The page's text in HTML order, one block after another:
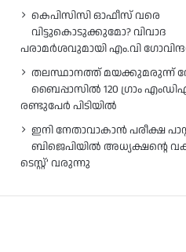
കെപിസിസി ഓഫീസ് വരെ
വിട്ടുകൊടുക്കുമോ? വിവാദ
പരാമർശവുമായി എം.വി
തലസ്ഥാനത്ത് മയക്കുമരുന്ന്
ബൈപ്പാസിൽ 120 ഗ്രാം
രണ്ടുപേർ പിടിയിൽ
ഇനി നേതാവാകാൻ പരീക്ഷ
ബിജെപിയിൽ അധ്യക്ഷന്റെ വക
ടെസ്റ്റ്’ വരുന്നു